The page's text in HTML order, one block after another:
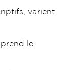
varient
le